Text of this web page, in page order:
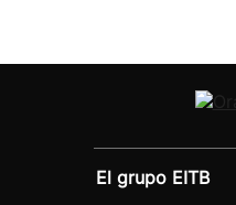
El grupo EITB